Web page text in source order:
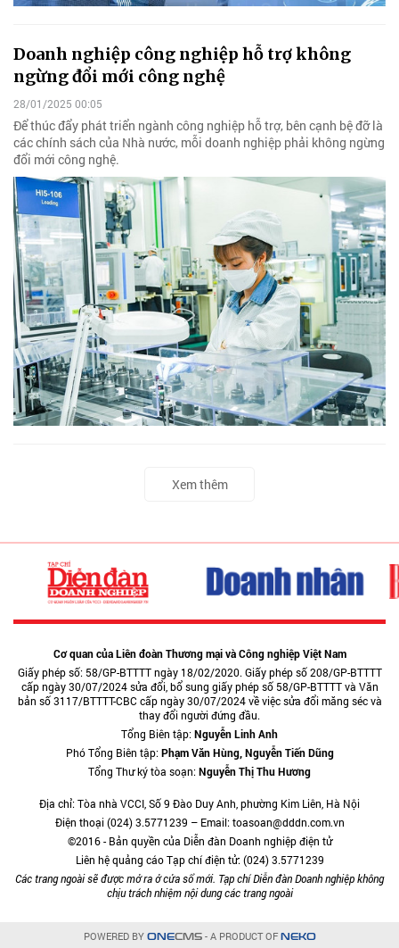
Doanh nghiệp công nghiệp hỗ trợ không
ngừng đổi mới công nghệ
28/01/2025 00:05
Để thúc đẩy phát triển ngành công nghiệp hỗ trợ, bên cạnh bệ đỡ là
các chính sách của Nhà nước, mỗi doanh nghiệp phải không ngừng
đổi mới công nghệ.
Xem thêm
Cơ quan của Liên đoàn Thương mại và Công nghiệp Việt Nam
Giấy phép số: 58/GP-BTTTT ngày 18/02/2020. Giấy phép số 208/GP-BTTTT
cấp ngày 30/07/2024 sửa đổi, bổ sung giấy phép số 58/GP-BTTTT và Văn
bản số 3117/BTTTT-CBC cấp ngày 30/07/2024 về việc sửa đổi măng séc và
thay đổi người đứng đầu.
Tổng Biên tập:Nguyễn Linh Anh
Phó Tổng Biên tập:Phạm Văn Hùng, Nguyễn Tiến Dũng
Tổng Thư ký tòa soạn:Nguyễn Thị Thu Hương
Địa chỉ: Tòa nhà VCCI, Số 9 Đào Duy Anh, phường Kim Liên, Hà Nội
Điện thoại (024) 3.5771239 – Email: toasoan@dddn.com.vn
©2016 - Bản quyền của Diễn đàn Doanh nghiệp điện tử
Liên hệ quảng cáo Tạp chí điện tử: (024) 3.5771239
Các trang ngoài sẽ được mở ra ở cửa sổ mới. Tạp chí Diễn đàn Doanh nghiệp không
chịu trách nhiệm nội dung các trang ngoài
POWERED BY ONECMS- A PRODUCT OF NEKO